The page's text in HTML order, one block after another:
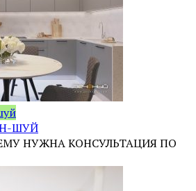
ШУЙ
НУЖНА КОНСУЛЬТАЦИЯ ПО